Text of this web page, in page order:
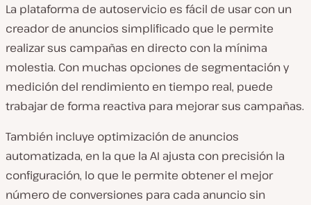
La plataforma de autoservicio es fácil de usar con un
creador de anuncios simplificado que le permite
realizar sus campañas en directo con la mínima
molestia. Con muchas opciones de segmentación y
medición del rendimiento en tiempo real, puede
trabajar de forma reactiva para mejorar sus campañas.
También incluye optimización de anuncios
automatizada, en la que la AI ajusta con precisión la
configuración, lo que le permite obtener el mejor
número de conversiones para cada anuncio sin